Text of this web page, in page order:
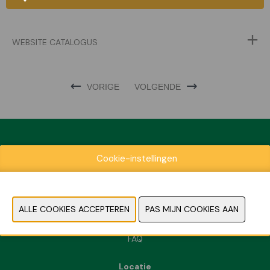
WEBSITE CATALOGUS
VORIGE VOLGENDE
Exposantenlijst
Contact
Pers- en beeldmateriaal
FAQ
Locatie
Cookie-instellingen